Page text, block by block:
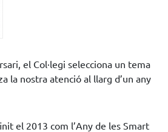
el Col·legi selecciona un tema
la nostra atenció al llarg d’un any
el 2013 com l’Any de les Smart